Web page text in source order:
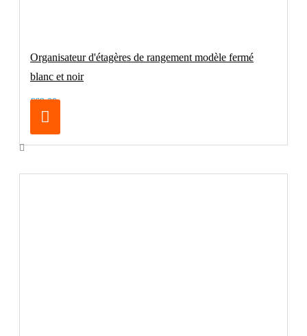
Organisateur d'étagères de rangement modèle fermé
blanc et noir
€69.00